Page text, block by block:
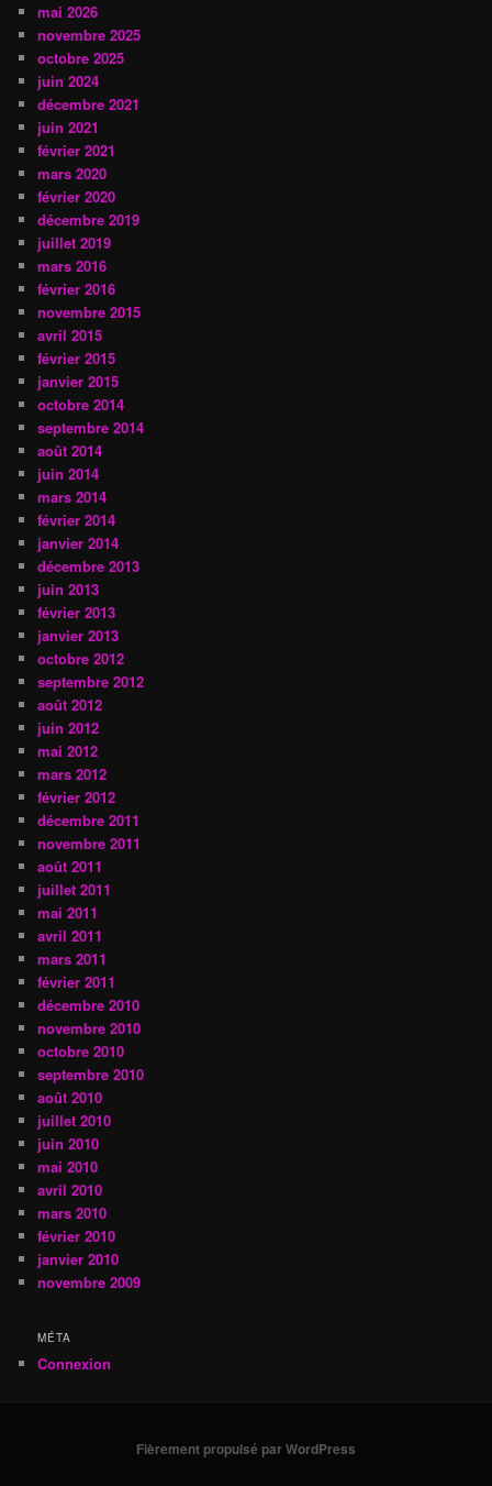
mai 2026
novembre 2025
octobre 2025
juin 2024
décembre 2021
juin 2021
février 2021
mars 2020
février 2020
décembre 2019
juillet 2019
mars 2016
février 2016
novembre 2015
avril 2015
février 2015
janvier 2015
octobre 2014
septembre 2014
août 2014
juin 2014
mars 2014
février 2014
janvier 2014
décembre 2013
juin 2013
février 2013
janvier 2013
octobre 2012
septembre 2012
août 2012
juin 2012
mai 2012
mars 2012
février 2012
décembre 2011
novembre 2011
août 2011
juillet 2011
mai 2011
avril 2011
mars 2011
février 2011
décembre 2010
novembre 2010
octobre 2010
septembre 2010
août 2010
juillet 2010
juin 2010
mai 2010
avril 2010
mars 2010
février 2010
janvier 2010
novembre 2009
MÉTA
Connexion
Fièrement propulsé par WordPress